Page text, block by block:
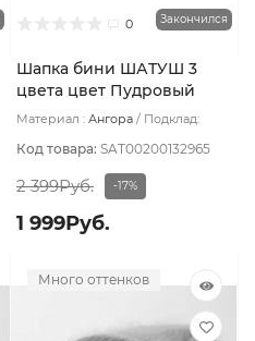
0 Закончился
Шапка бини ШАТУШ 3
цвета цвет Пудровый
светлый/Бежевый оч св/
Материал : Ангора
Подклад:
Код товара: SAT00200132965
2 399Руб. -17%
1 999Руб.
Много оттенков